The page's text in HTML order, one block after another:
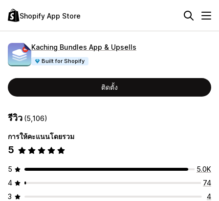
Shopify App Store
Kaching Bundles App & Upsells
Built for Shopify
ติดตั้ง
รีวิว (5,106)
การให้คะแนนโดยรวม
5
5
5.0K
4
74
3
4